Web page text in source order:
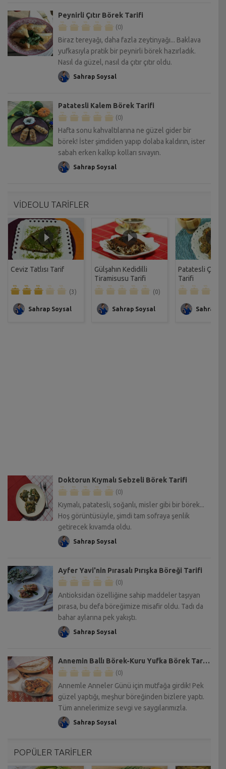
Peynirli Çıtır Börek Tarifi
(0)
Biraz tereyağı, daha fazla zeytinyağı... Baklava
yufkasıyla pratik bir peynirli börek hazırladık.
Nasıl da güzel, nasıl da çıtır çıtır oldu.
Sahrap Soysal
Patatesli Kalem Börek Tarifi
(0)
Hafta sonu kahvaltılarına ne güzel gider bir
börek! İster şimdiden yapıp dolaba kaldırın, ister
sabah erken kalkıp kolları sıvayın.
Sahrap Soysal
VİDEOLU TARİFLER
Ceviz Tatlısı Tarif
(3)
Sahrap Soysal
Gülşahın Kedidilli
Tiramisusu Tarifi
(0)
Sahrap Soysal
Patatesli Çıtır
Tarifi
Sahrap
Doktorun Kıymalı Sebzeli Börek Tarifi
(0)
Kıymalı, patatesli, soğanlı, misler gibi bir börek...
Hoş görüntüsüyle, şimdi tam sofraya şenlik
getirecek kıvamda oldu.
Sahrap Soysal
Ayfer Yavi'nin Pırasalı Pırışka Böreği Tarifi
(0)
Antioksidan özelliğine sahip maddeler taşıyan
pırasa, bu defa böreğimize misafir oldu. Tadı da
bahar aylarına pek yakıştı.
Sahrap Soysal
Annemin Ballı Börek-Kuru Yufka Börek Tarifi
(0)
Annemle Anneler Günü için mutfağa girdik! Pek
güzel yaptığı, meşhur böreğinden bizlere yaptı.
Tüm annelerimize sevgi ve saygılarımızla.
Sahrap Soysal
POPÜLER TARİFLER